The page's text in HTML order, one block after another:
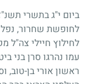
ביום י"ג בתשרי
לחופשת שחרור,
לחילוץ חיילי צה"ל
עמו נהרגו סרן בני
ראשון אורי בן-טוב,